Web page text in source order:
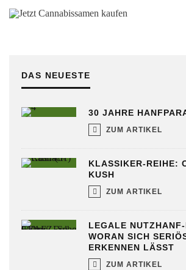
DAS NEUESTE
30 JAHRE
ZUM ARTIKEL
KLASSIKER-REIHE:
KUSH
ZUM ARTIKEL
LEGALE
WORAN SICH
ERKENNEN LÄSST
ZUM ARTIKEL